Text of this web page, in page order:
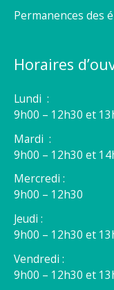
Permanences des
Horaires
Lundi :
9h00 – 12h30 et
Mardi :
9h00 – 12h30 et
Mercredi :
9h00 – 12h30
Jeudi :
9h00 – 12h30 et
Vendredi :
9h00 – 12h30 et